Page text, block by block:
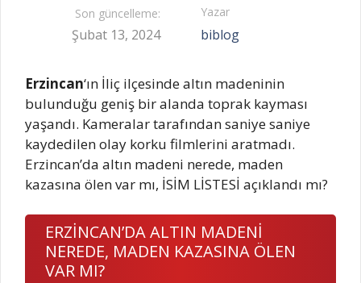
Son güncelleme:
Şubat 13, 2024
Yazar
biblog
Erzincan‘ın İliç ilçesinde altın madeninin
bulunduğu geniş bir alanda toprak kayması
yaşandı. Kameralar tarafından saniye saniye
kaydedilen olay korku filmlerini aratmadı.
Erzincan’da altın madeni nerede, maden
kazasına ölen var mı, İSİM LİSTESİ açıklandı mı?
ERZİNCAN’DA ALTIN MADENİ
NEREDE, MADEN KAZASINA ÖLEN
VAR MI?